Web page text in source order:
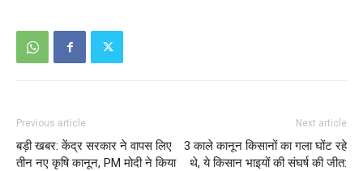
Previous article
बड़ी खबर: केंद्र सरकार ने वापस लिए
तीन नए कृषि कानून, PM मोदी ने किया
Next article
3 काले कानून किसानों का गला घोंट रहे
थे, ये किसान भाइयों की संघर्ष की जीत: